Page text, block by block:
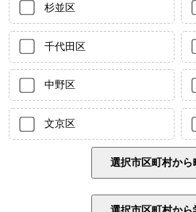
杉並区
千代田区
中野区
文京区